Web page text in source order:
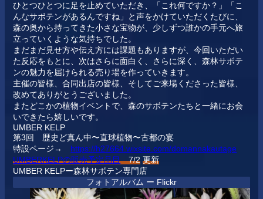
ひとつひとつに足を止めていただき、「これ何ですか？」「こ
んなサボテンがあるんですね」と声をかけていただくたびに、
森の奥から持ってきた小さな宝物が、少しずつ誰かの手元へ旅
立っていくような気持ちでした。
まだまだ見せ方や伝え方には課題もありますが、今回いただい
た反応をもとに、次はさらに面白く、さらに深く、森林サボテ
ンの魅力を届けられる売り場を作っていきます。
主催の皆様、合同出店の皆様、そしてご来場くださった皆様、
改めてありがとうございました。
またどこかの植物イベントで、森のサボテンたちと一緒にお会
いできたら嬉しいです。
UMBER KELP
第3回 歴史ど真ん中〜直球植物〜古都の宴
特設ページ→ https://h27664.wixsite.com/domannakautage
UMBERKELPの販売予定品目7/2 更新
UMBER KELPー森林サボテン専門店
フォトアルバム ー Flickr